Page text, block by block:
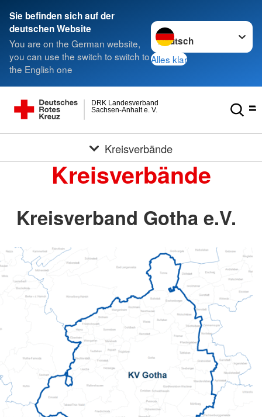
Sie befinden sich auf der
deutschen Website
You are on the German website,
you can use the switch to switch to
the English one
Sprache wechseln zu
Alles klar
Sachsen-Anhalt e. V.
DRK Landesverband
Kreisverbände
Kreisverbände
Kreisverband Gotha e.V.